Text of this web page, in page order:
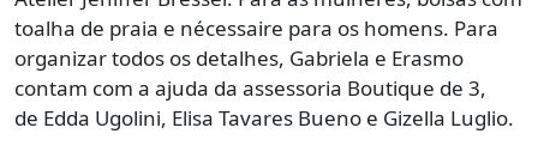
toalha de praia e nécessaire para os homens. Para
organizar todos os detalhes, Gabriela e Erasmo
contam com a ajuda da assessoria Boutique de 3,
de Edda Ugolini, Elisa Tavares Bueno e Gizella Luglio.